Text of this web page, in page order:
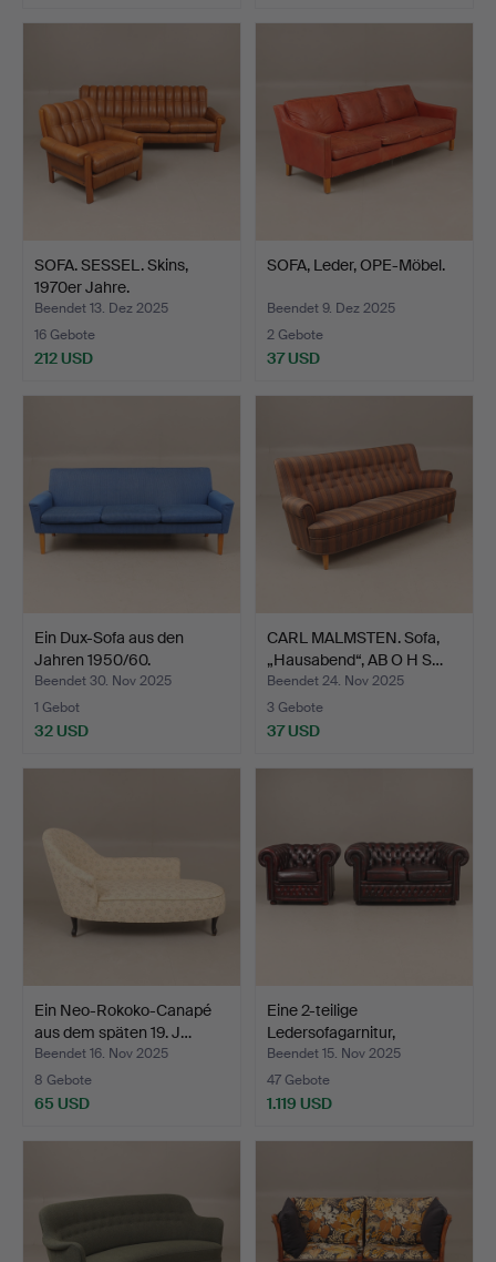
SOFA. SESSEL. Skins,
1970er Jahre.
Beendet 13. Dez 2025
16 Gebote
212 USD
SOFA, Leder, OPE-Möbel.
Beendet 9. Dez 2025
2 Gebote
37 USD
Ein Dux-Sofa aus den
Jahren 1950/60.
Beendet 30. Nov 2025
1 Gebot
32 USD
CARL MALMSTEN. Sofa,
„Hausabend“, AB O H S…
Beendet 24. Nov 2025
3 Gebote
37 USD
Ein Neo-Rokoko-Canapé
aus dem späten 19. J…
Beendet 16. Nov 2025
8 Gebote
65 USD
Eine 2-teilige
Ledersofagarnitur,
Chesterf…
Beendet 15. Nov 2025
47 Gebote
1.119 USD